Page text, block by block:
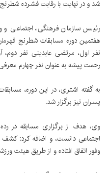
شد و در نهایت با رقابت فشرده
رئیس سازمان فرهنگی، اجتماعی
هفتمین دوره مسابقات شطرنج
نفر اول، مرتضی عابدینی نفر
رحمت پیشه به عنوان نفر چهارم
پسران نیز برگزار شد.
وی، هدف از برگزاری مسابقه در
اجتماعی دانست، و اضافه کرد: کشف
وفور اتفاق افتاده و از طریق هیئت